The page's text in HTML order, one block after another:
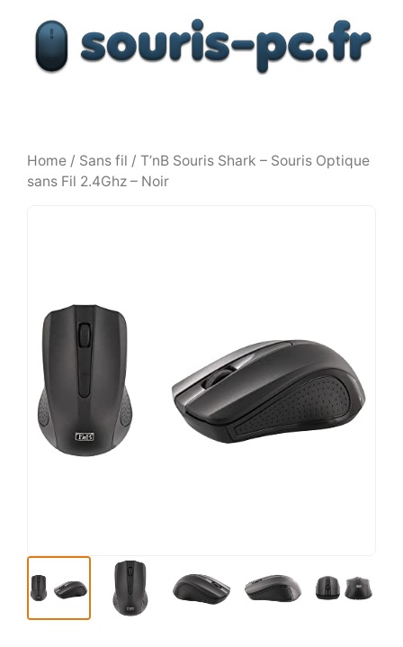
contenu
Home / Sans fil / T’nB Souris Shark – Souris Optique
sans Fil 2.4Ghz – Noir